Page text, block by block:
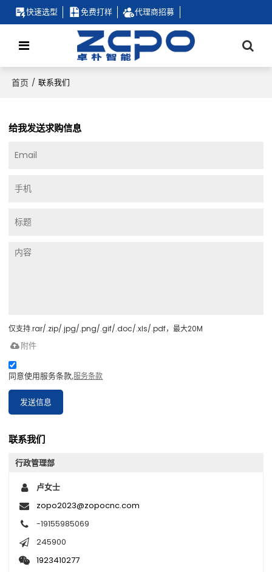
快速选型 免费打样 代理商招募
首页 / 联系我们
给我发送求购信息
仅支持.rar/.zip/.jpg/.png/.gif/.doc/.xls/.pdf，最大20M
附件
同意使用服务条款,服务条款
发送信息
联系我们
行政管理部
卢女士
zopo2023@zopocnc.com
-19155985069
245900
1923410277